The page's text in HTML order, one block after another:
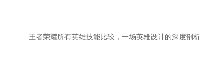
王者荣耀所有英雄技能比较，一场英雄设计的深度剖析